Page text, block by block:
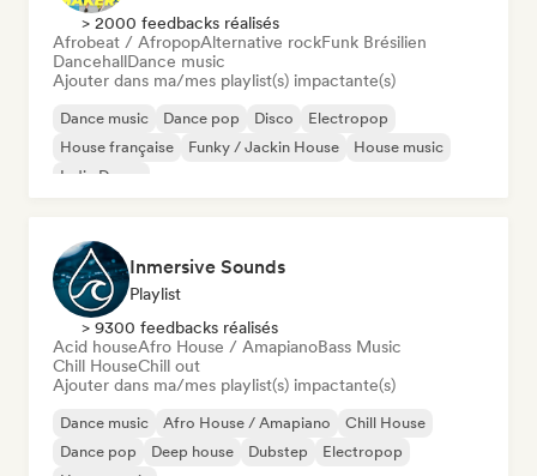
> 2000 feedbacks réalisés
Afrobeat / AfropopAlternative rockFunk Brésilien
DancehallDance music
Ajouter dans ma/mes playlist(s) impactante(s)
Dance music Dance pop Disco
Electropop
House française
Funky / Jackin House
House music
Indie Dance
Inmersive Sounds
Playlist
> 9300 feedbacks réalisés
Acid houseAfro House / AmapianoBass Music
Chill HouseChill out
Ajouter dans ma/mes playlist(s) impactante(s)
Dance music Afro House / Amapiano
Chill House
Dance pop
Deep house Dubstep
Electropop